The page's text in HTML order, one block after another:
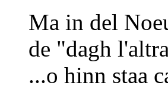
Ma in del
de "dagh
...o hinn staa